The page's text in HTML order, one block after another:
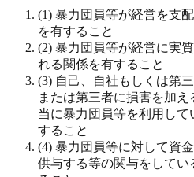
(1) 暴力団員等が経営を支
を有すること
(2) 暴力団員等が経営に実
れる関係を有すること
(3) 自己、自社もしくは第
または第三者に損害を加
当に暴力団員等を利用し
すること
(4) 暴力団員等に対して資
供与する等の関与をして